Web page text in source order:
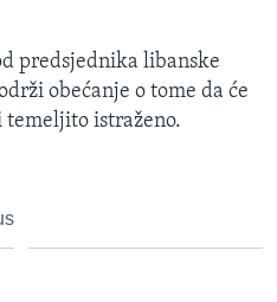
predsjednika libanske
obećanje o tome da će
temeljito istraženo.